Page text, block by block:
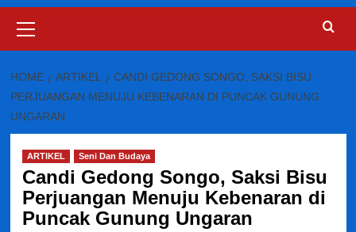
Menu
HOME ARTIKEL
CANDI GEDONG SONGO, SAKSI BISU
PERJUANGAN MENUJU KEBENARAN DI PUNCAK GUNUNG
UNGARAN
ARTIKEL Seni Dan Budaya
Candi Gedong Songo, Saksi Bisu
Perjuangan Menuju Kebenaran di
Puncak Gunung Ungaran